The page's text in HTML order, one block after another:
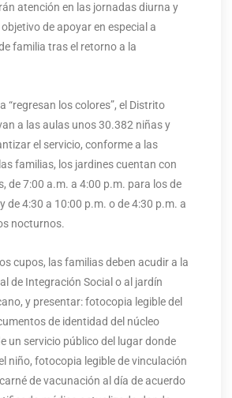
atención en las jornadas diurna y
de apoyar en especial a
familia tras el retorno a la
“regresan los colores”, el Distrito
a las aulas unos 30.382 niñas y
el servicio, conforme a las
familias, los jardines cuentan con
de 7:00 a.m. a 4:00 p.m. para los de
de 4:30 a 10:00 p.m. o de 4:30 p.m. a
nocturnos.
cupos, las familias deben acudir a la
de Integración Social o al jardín
y presentar: fotocopia legible del
de identidad del núcleo
un servicio público del lugar donde
niño, fotocopia legible de vinculación
de vacunación al día de acuerdo